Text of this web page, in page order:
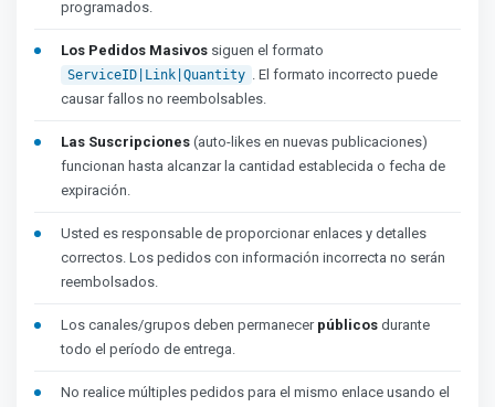
programados.
Los Pedidos Masivos siguen el formato
ServiceID|Link|Quantity . El formato incorrecto puede
causar fallos no reembolsables.
Las Suscripciones (auto-likes en nuevas publicaciones)
funcionan hasta alcanzar la cantidad establecida o fecha de
expiración.
Usted es responsable de proporcionar enlaces y detalles
correctos. Los pedidos con información incorrecta no serán
reembolsados.
Los canales/grupos deben permanecer públicos durante
todo el período de entrega.
No realice múltiples pedidos para el mismo enlace usando el